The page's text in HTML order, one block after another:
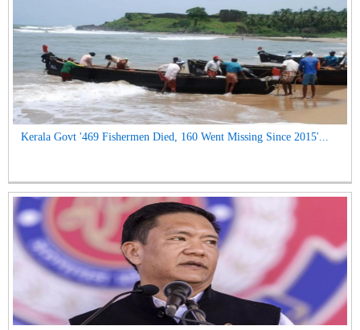
Kerala Govt '469 Fishermen Died, 160 Went Missing Since 2015'...